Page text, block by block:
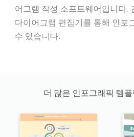
어그램 작성 소프트웨어입니다.
다이어그램 편집기를 통해 인포
수 있습니다.
더 많은 인포그래픽 템